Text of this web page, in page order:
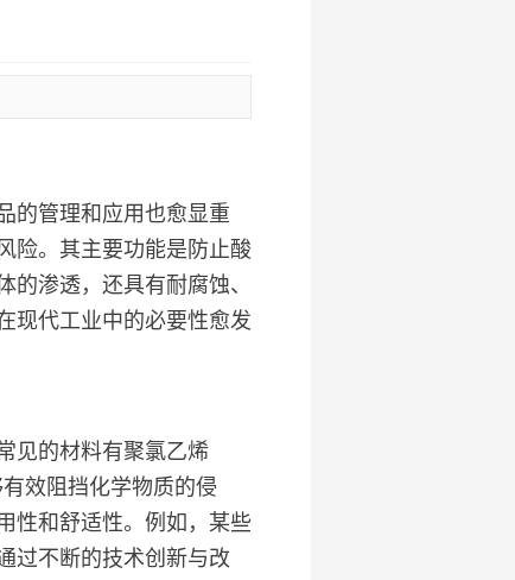
的管理和应用也愈显重
险。其主要功能是防止酸
渗透，还具有耐腐蚀、
现代工业中的必要性愈发
见的材料有聚氯乙烯
效阻挡化学物质的侵
性和舒适性。例如，某些
过不断的技术创新与改